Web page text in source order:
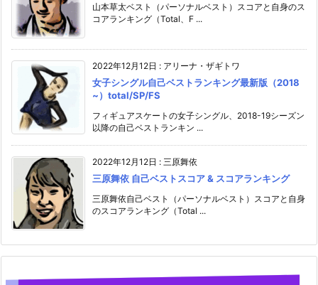
山本草太ベスト（パーソナルベスト）スコアと自身のス
コアランキング（Total、F ...
2022年12月12日 : アリーナ・ザギトワ
女子シングル自己ベストランキング最新版（2018
~）total/SP/FS
フィギュアスケートの女子シングル、2018-19シーズン
以降の自己ベストランキン ...
2022年12月12日 : 三原舞依
三原舞依 自己ベストスコア & スコアランキング
三原舞依自己ベスト（パーソナルベスト）スコアと自身
のスコアランキング（Total ...